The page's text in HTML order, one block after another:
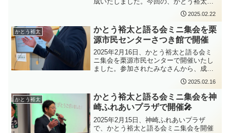
通じて、県政発展につながるよう、引き
続きしっかりと取り組んでまいります。
また、本会議では武田正光議長が辞任さ
れ、議長選挙が行われました。その結
果、自民党の宍倉登議員が新たに千葉県
議会議長に選任されました。新たな議会
体制のもと、県議会としての役割を果た
していくことになります。そして、私、
かとう裕太は、所属する総合企画企業常
した。総合企画企業常任委員会は、県政
全体の方向性に関わる総合企画部、人事
委員会、そして企業局を所管する委員会
です。成田空港周辺地域の発展、人口減
少対策、広域連携、県営水道をはじめと
する県民生活・産業基盤など、千葉県の
重点政策と千葉県庁での記者会見報告
で、かとう裕太新聞の発行部数は累計88
万部を超えました。初当選から約6年間市
議会議員として活動を行い、しっかりと
ご報告して参りました。これからもコツ
コツと活動を積み重ね、ご報告を継続し
て参ります。かとう裕太新聞第35号かと
う裕太の重点政策と千葉県庁での記者会
予定です。お手にとってお読みいただけ
ましたら幸いです。
2025.02.22
かとう裕太
かとう裕太と語る会ミニ集会を栗
源市民センターさつき館で開催
2025年2月16日、かとう裕太と語る会ミ
ニ集会を栗源市民センターで開催いたし
ました。参加されたみなさんから、成田
空港の機能強化や農業政策など、質問や
ご意見等をいただきました。ありがとう
ございます。次回は2月22日土曜日に山田
公民館講義室で開催する予定です。是非
ご参加ください。
2025.02.16
かとう裕太
かとう裕太と語る会ミニ集会を神
崎ふれあいプラザで開催🎤
2025年2月15日、神崎ふれあいプラザ
で、かとう裕太と語る会ミニ集会を開催